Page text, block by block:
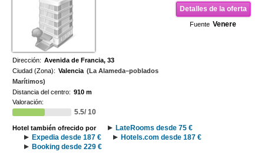
Detalles de la oferta
Fuente Venere
Dirección: Avenida de Francia, 33
Ciudad (Zona): Valencia (La Alameda–poblados
Marítimos)
Distancia del centro: 910 m
Valoración:
5.5/ 10
Hotel también ofrecido por
LateRooms desde 75 €
Expedia desde 187 €
Hotels.com desde 187 €
Booking desde 229 €